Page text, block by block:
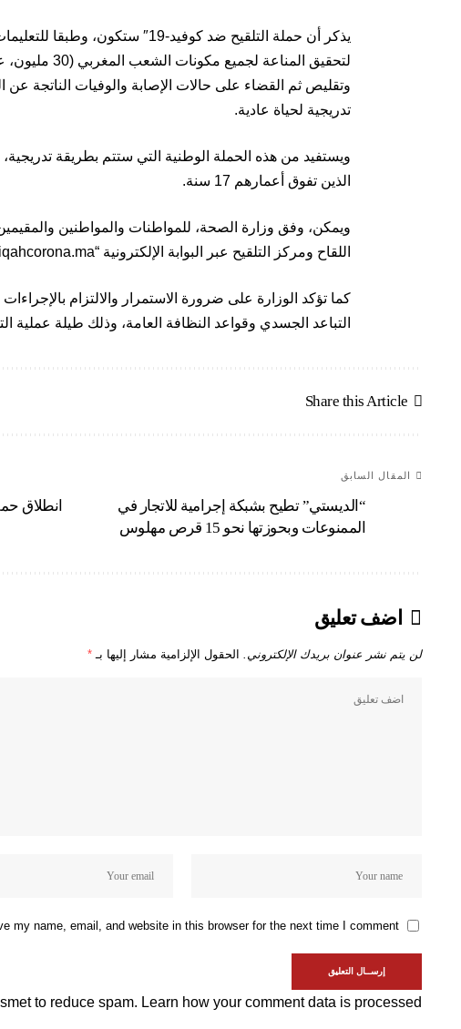
يذكر أن حملة التلقيح ضد كوفيد-19″
وتقليص ثم القضاء على حالات الإصابة والوفيات الناتجة
تدريجية لحياة عادية.
ويستفيد من هذه الحملة الوطنية التي ستتم بطريقة
الذين تفوق أعمارهم 17 سنة.
ويمكن، وفق وزارة الصحة، للمواطنات والمواطنين
اللقاح ومركز التلقيح عبر البوابة الإلكترونية “www.liqahcorona.ma” أو عبر رسالة إلى الرقم المجاني 1717.
كما تؤكد الوزارة على ضرورة الاستمرار والالتزام
التباعد الجسدي وقواعد النظافة العامة، وذلك طيلة عملية
Share this Article
المقال السابق
“الديستي” تطيح بشبكة إجرامية للاتجار في
الممنوعات وبحوزتها نحو 15 قرص مهلوس
انطلاق
اضف تعليق
لن يتم نشر عنوان بريدك الإلكتروني. الحقول الإلزامية مشار إليها بـ *
my name, email, and website in this browser for the next time I comment.
to reduce spam. Learn how your comment data is processed.